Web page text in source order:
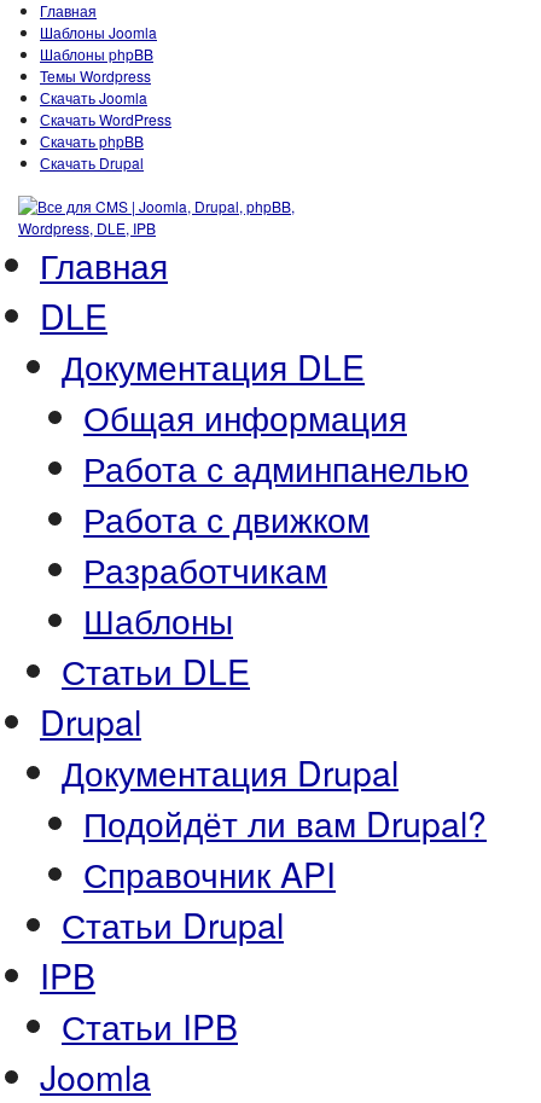
Главная
Шаблоны Joomla
Шаблоны phpBB
Темы Wordpress
Скачать Joomla
Скачать WordPress
Скачать phpBB
Скачать Drupal
Главная
DLE
Документация DLE
Общая информация
Работа с админпанелью
Работа с движком
Разработчикам
Шаблоны
Статьи DLE
Drupal
Документация Drupal
Подойдёт ли вам Drupal?
Справочник API
Статьи Drupal
IPB
Статьи IPB
Joomla